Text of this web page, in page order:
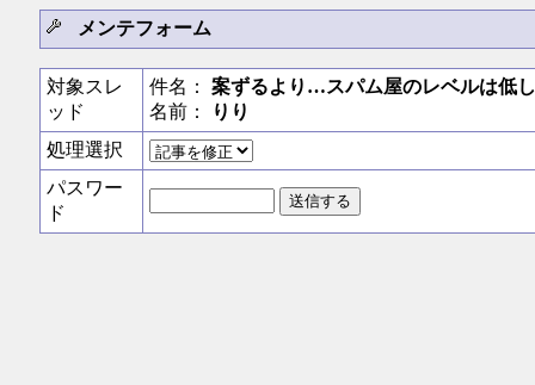
メンテフォーム
対象スレ
ッド
件名： 案ずるより…スパム屋のレベルは低し
名前：
りり
処理選択
パスワー
ド